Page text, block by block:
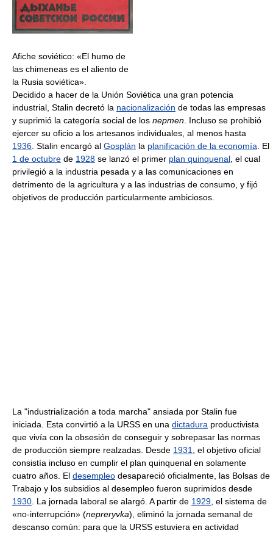
Afiche soviético: «El humo de
las chimeneas es el aliento de
la Rusia soviética».
Decidido a hacer de la Unión Soviética una gran potencia
industrial, Stalin decretó la nacionalización de todas las empresas
y suprimió la categoría social de los nepmen. Incluso se prohibió
ejercer su oficio a los artesanos individuales, al menos hasta
1936. Stalin encargó al Gosplán la planificación de la economía. El
1 de octubre de 1928 se lanzó el primer plan quinquenal, el cual
privilegió a la industria pesada y a las comunicaciones en
detrimento de la agricultura y a las industrias de consumo, y fijó
objetivos de producción particularmente ambiciosos.
La "industrialización a toda marcha" ansiada por Stalin fue
iniciada. Esta convirtió a la URSS en una dictadura productivista
que vivía con la obsesión de conseguir y sobrepasar las normas
de producción siempre realzadas. Desde 1931, el objetivo oficial
consistía incluso en cumplir el plan quinquenal en solamente
cuatro años. El desempleo desapareció oficialmente, las Bolsas de
Trabajo y los subsidios al desempleo fueron suprimidos desde
1930. La jornada laboral se alargó. A partir de 1929, el sistema de
«no-interrupción» (nepreryvka), eliminó la jornada semanal de
descanso común: para que la URSS estuviera en actividad